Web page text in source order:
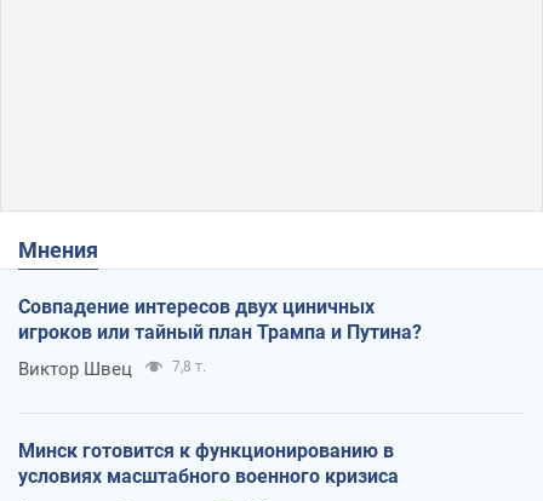
Мнения
Совпадение интересов двух циничных
игроков или тайный план Трампа и Путина?
Виктор Швец 7,8 т.
Минск готовится к функционированию в
условиях масштабного военного кризиса